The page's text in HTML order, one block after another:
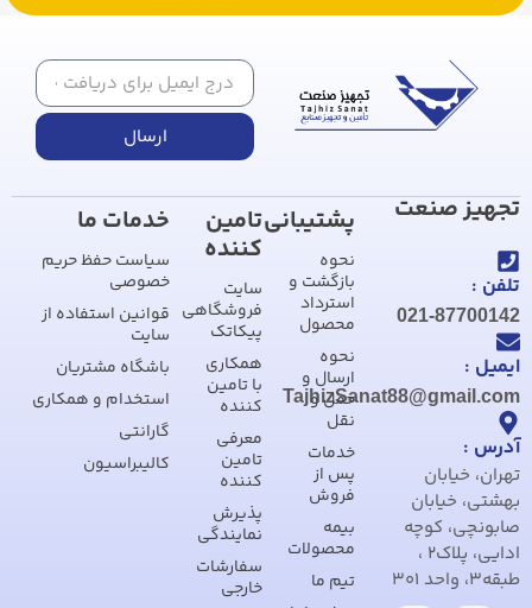
ارسال
تجهیز صنعت
تلفن :
021-87700142
ایمیل :
TajhizSanat88@gmail.com
آدرس :
تهران، خیابان
بهشتی، خیابان
صابونچی، کوچه
ادایی، پلاک2 ،
طبقه3، واحد 301
پشتیبانی
نحوه
بازگشت و
استرداد
محصول
نحوه
ارسال و
حمل و
نقل
خدمات
پس از
فروش
بیمه
محصولات
تیم ما
تامین
کننده
سایت
فروشگاهی
پیکاتک
همکاری
با تامین
کننده
معرفی
تامین
کننده
پذیرش
نمایندگی
سفارشات
خارجی
خدمات ما
سیاست حفظ حریم
خصوصی
قوانین استفاده از
سایت
باشگاه مشتریان
استخدام و همکاری
گارانتی
کالیبراسیون